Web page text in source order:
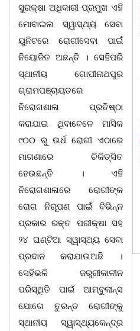
ସୁରକ୍ଷା ଅଧିକାରୀ ପ୍ରମୁଖ ଏହି
ମୋବାଇଲ ସ୍ୱାସ୍ଥ୍ୟ ସେବା
ୟୁନିଟରେ ରୋଗୀସେବା ପାଇଁ
ନିୟୋଜିତ ଅଛନ୍ତି । ସେହିପରି
ସ୍ଥାନୀୟ ଗୋପୀନାଥପୁର
ଗ୍ରାମପଞ୍ଚାୟତରେ
ନିରୋଗଶାଳା ପ୍ରତିଷ୍ଠା
କରାଯାଇ ଥିବାବେଳେ ମାସିକ
୯୦୦ ରୁ ଉର୍ଧ ରୋଗୀ ଏଠାରେ
ମାଗଣାରେ ଚିକିତ୍ସିତ
ହେଉଛନ୍ତି । ଏହି
ନିରୋଗଶାଳାରେ ରୋଗୀଙ୍କ
ରୋଗ ନିରୂପଣ ପାଇଁ ବିଭିନ୍ନ
ପ୍ରକାର ରକ୍ତ ପରୀକ୍ଷା ସହ
୨୪ ଘଣ୍ଟିଆ ସ୍ୱାସ୍ଥ୍ୟ ସେବା
ପ୍ରଦାନ କରାଯାଉଅଛି ।
ସେହିଭଳି ଜରୁରୀକାଳୀନ
ପରିସ୍ଥିତି ପାଇଁ ଆମ୍ବୁଲାନ୍ସ
ଯୋଗେ ତୁରନ୍ତ ରୋଗୀଙ୍କୁ
ସ୍ଥାନୀୟ ସ୍ୱାସ୍ଥ୍ୟକେନ୍ଦ୍ର